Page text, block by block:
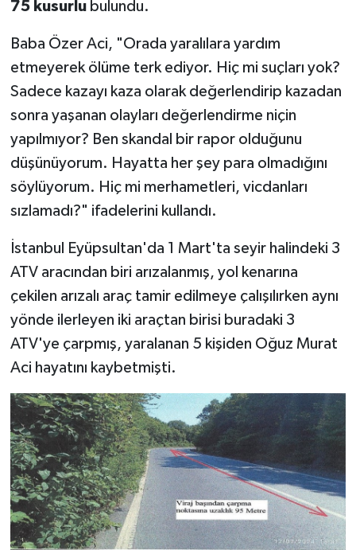
75 kusurlubulundu.
Baba Özer Aci, "Orada yaralılara yardım
etmeyerek ölüme terk ediyor. Hiç mi suçları yok?
Sadece kazayı kaza olarak değerlendirip kazadan
sonra yaşanan olayları değerlendirme niçin
yapılmıyor? Ben skandal bir rapor olduğunu
düşünüyorum. Hayatta her şey para olmadığını
söylüyorum. Hiç mi merhametleri, vicdanları
sızlamadı?" ifadelerini kullandı.
İstanbul Eyüpsultan'da 1 Mart'ta seyir halindeki 3
ATV aracından biri arızalanmış, yol kenarına
çekilen arızalı araç tamir edilmeye çalışılırken aynı
yönde ilerleyen iki araçtan birisi buradaki 3
ATV'ye çarpmış, yaralanan 5 kişiden Oğuz Murat
Aci hayatını kaybetmişti.